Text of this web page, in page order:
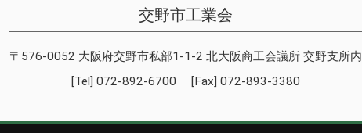
交野市工業会
〒576-0052 大阪府交野市私部1-1-2 北大阪商工会議所 交野支所内
[Tel] 072-892-6700 [Fax] 072-893-3380